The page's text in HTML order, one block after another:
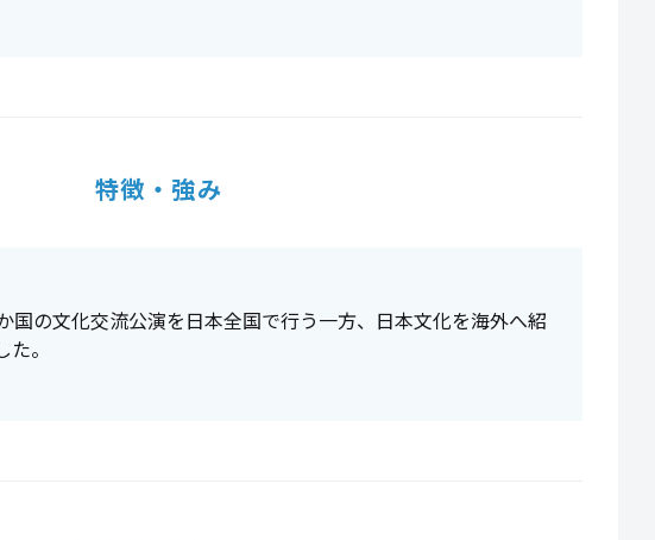
特徴・強み
国の文化交流公演を日本全国で行う一方、日本文化を海外へ紹
。